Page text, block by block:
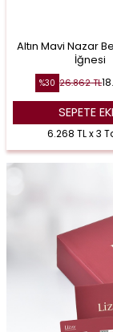
Altın Mavi Nazar
İğnesi
%30 26.862TL
SEPETE
6.268 TL x 3